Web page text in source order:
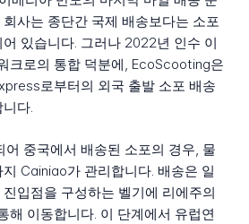
사는 종단간 국제 배송보다는 소포
있습니다. 그러나 2022년 인수 이
크로의 통합 덕분에, EcoScooting은
로부터의 외국 출발 소포 배송
다.
어 중국에서 배송된 소포의 경우, 물
Cainiao가 관리합니다. 배송은 일
입점을 구성하는 벨기에 리에주의
해 이동합니다. 이 단계에서 유럽연